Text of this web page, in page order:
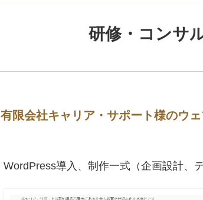
研修・コンサ
有限会社キャリア・サポート様のウェ
WordPress導入、制作一式（企画設計、